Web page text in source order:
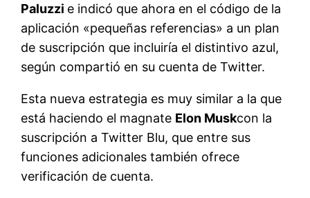
Paluzzi e indicó que ahora en el código de la
aplicación «pequeñas referencias» a un plan
de suscripción que incluiría el distintivo azul,
según compartió en su cuenta de Twitter.
Esta nueva estrategia es muy similar a la que
está haciendo el magnate Elon Muskcon la
suscripción a Twitter Blu, que entre sus
funciones adicionales también ofrece
verificación de cuenta.